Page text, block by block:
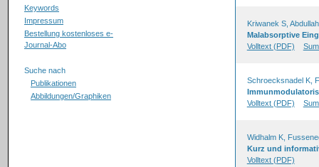
Keywords
Impressum
Bestellung kostenloses e-
Journal-Abo
Suche nach
Publikationen
Abbildungen/Graphiken
Kriwanek S,
Malabsorptive
Volltext (PDF)
Schroecksnadel K,
Volltext (PDF)
Widhalm K,
Kurz und
Volltext (PDF)